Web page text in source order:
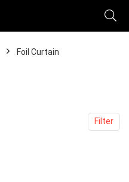
‎Foil Curtain
Filter